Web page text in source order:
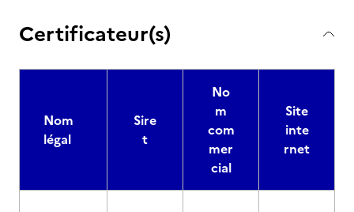
Certificateur(s)
Nom
légal
Sire
t
No
m
com
mer
cial
Site
inte
rnet